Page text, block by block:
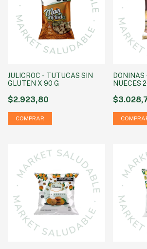
JULICROC - TUTUCAS SIN
GLUTEN X 90 G
$2.923,80
DONINAS
NUECES